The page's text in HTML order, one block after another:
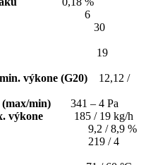
6
výkone (G20) 12,12 /
min) 341 – 4 Pa
výkone
185 / 19 kg/h
/ 8,9 %
/ 4